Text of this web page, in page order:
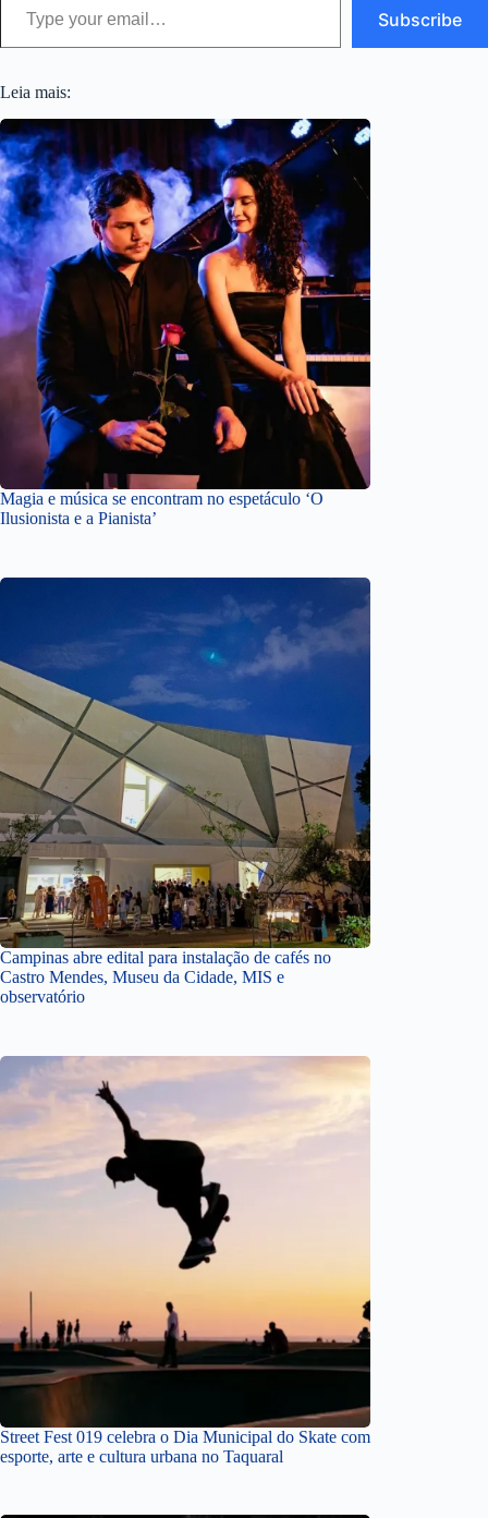
Subscribe
Leia mais:
Magia e música se encontram no espetáculo ‘O
Ilusionista e a Pianista’
Campinas abre edital para instalação de cafés no
Castro Mendes, Museu da Cidade, MIS e
observatório
Street Fest 019 celebra o Dia Municipal do Skate com
esporte, arte e cultura urbana no Taquaral